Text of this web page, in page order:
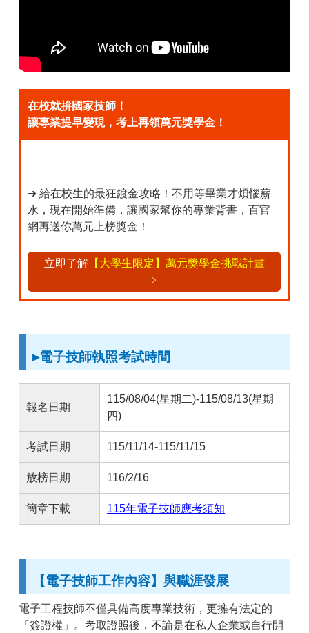
在校就拚國家技師！
讓專業提早變現，考上再領萬元獎學金！
➜ 給在校生的最狂鍍金攻略！不用等畢業才煩惱薪
水，現在開始準備，讓國家幫你的專業背書，百官
網再送你萬元上榜獎金！
立即了解【大學生限定】萬元獎學金挑戰計畫
﹥
▸電子技師執照考試時間
報名日期
115/08/04(星期二)-115/08/13(星期
四)
考試日期 115/11/14-115/11/15
放榜日期 116/2/16
簡章下載 115年電子技師應考須知
【電子技師工作內容】與職涯發展
電子工程技師不僅具備高度專業技術，更擁有法定的
「簽證權」。考取證照後，不論是在私人企業或自行開